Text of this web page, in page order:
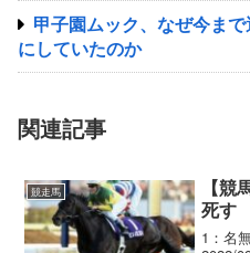
甲子園ムック、なぜ今ま
にしていたのか
関連記事
競走馬
【
死す
1：名